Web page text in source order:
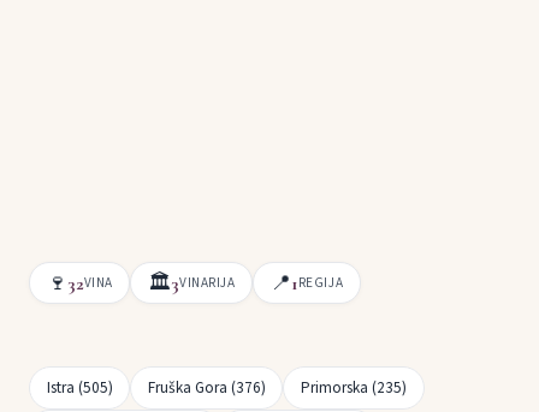
🍷 32VINA 🏛3VINARIJA 📍1REGIJA
Istra (505) Fruška Gora (376)
Primorska (235)